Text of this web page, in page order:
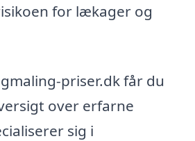
for lækager og
priser.dk får du
over erfarne
sig i